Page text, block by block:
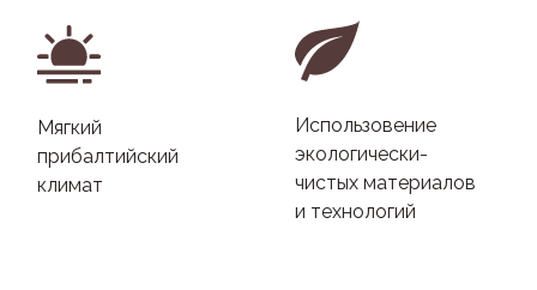
Использовение
экологически-
чистых материалов
и технологий
Мягкий
прибалтийский
климат